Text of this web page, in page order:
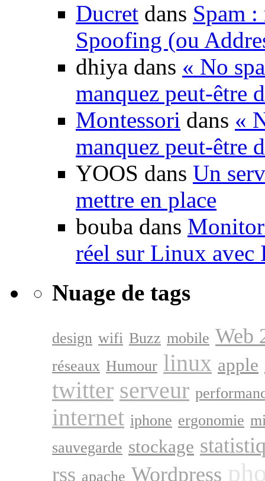
Ducret dans Spam :
Spoofing (ou
dhiya dans « No
manquez peut-être
Montessori dans «
manquez peut-être
YOOS dans Un
mettre en place
bouba dans
réel sur Linux avec
Nuage de tags
design wifi Buzz mobile Web
réseaux Humour linux apple
twitter serveur
internet iphone ergonomie
sauvegarde stockage
rss apache Wordpress